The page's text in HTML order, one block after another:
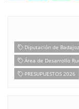
Diputación de Badajoz
Área de Desarrollo
PRESUPUESTOS 2026